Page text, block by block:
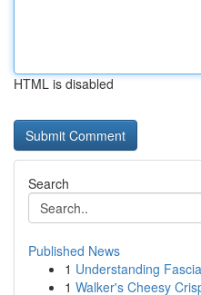
HTML is disabled
Search
Published News
1 Understanding
1 Walker's Cheesy